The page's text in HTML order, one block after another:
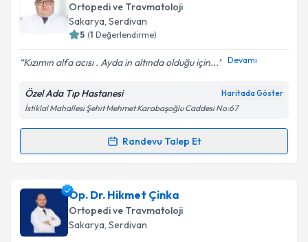
E-posta Adresiniz
Metni'ni okudum ve kişisel verilerimin belirtilen
kapsamda işlenmesini kabul ediyorum.
Takvim Talebini Gönder
Ortopedi ve Travmatoloji
Sakarya, Serdivan
5 (1 Değerlendirme)
Kızımın alfa acısı . Ayda in altında olduğu için... Devamı
Özel Ada Tıp Hastanesi Haritada Göster
İstiklal Mahallesi Şehit Mehmet Karabaşoğlu Caddesi No:67
Randevu Talep Et
Randevu Takvimi Talebi
Prof. Dr. Mehmet Müfit Orak
talebi oluşturun. Size bu uzmandan randevu almanız
için bir takvim hazırlandığında e-posta ile
bilgilendireceğiz.
Op. Dr. Hikmet Çinka
Ortopedi ve Travmatoloji
Sakarya, Serdivan